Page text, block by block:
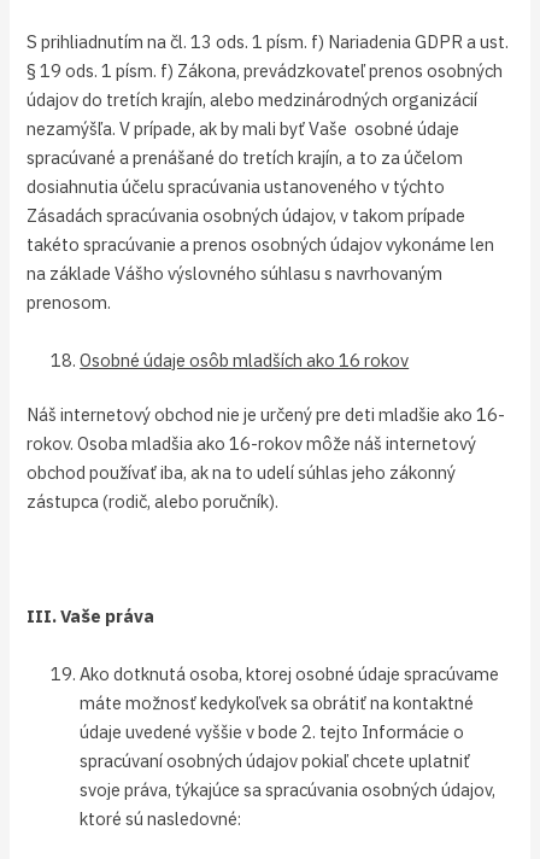
S prihliadnutím na čl. 13 ods. 1 písm. f) Nariadenia GDPR a ust.
§ 19 ods. 1 písm. f) Zákona, prevádzkovateľ prenos osobných
údajov do tretích krajín, alebo medzinárodných organizácií
nezamýšľa. V prípade, ak by mali byť Vaše osobné údaje
spracúvané a prenášané do tretích krajín, a to za účelom
dosiahnutia účelu spracúvania ustanoveného v týchto
Zásadách spracúvania osobných údajov, v takom prípade
takéto spracúvanie a prenos osobných údajov vykonáme len
na základe Vášho výslovného súhlasu s navrhovaným
prenosom.
Osobné údaje osôb mladších ako 16 rokov
Náš internetový obchod nie je určený pre deti mladšie ako 16-
rokov. Osoba mladšia ako 16-rokov môže náš internetový
obchod používať iba, ak na to udelí súhlas jeho zákonný
zástupca (rodič, alebo poručník).
III. Vaše práva
Ako dotknutá osoba, ktorej osobné údaje spracúvame
máte možnosť kedykoľvek sa obrátiť na kontaktné
údaje uvedené vyššie v bode 2. tejto Informácie o
spracúvaní osobných údajov pokiaľ chcete uplatniť
svoje práva, týkajúce sa spracúvania osobných údajov,
ktoré sú nasledovné: